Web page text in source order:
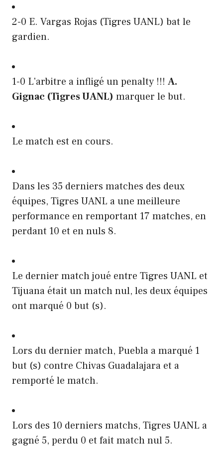
2-0 E. Vargas Rojas (Tigres UANL) bat le
gardien.
1-0 L'arbitre a infligé un penalty !!! A.
Gignac (Tigres UANL) marquer le but.
Le match est en cours.
Dans les 35 derniers matches des deux
équipes, Tigres UANL a une meilleure
performance en remportant 17 matches, en
perdant 10 et en nuls 8.
Le dernier match joué entre Tigres UANL et
Tijuana était un match nul, les deux équipes
ont marqué 0 but (s).
Lors du dernier match, Puebla a marqué 1
but (s) contre Chivas Guadalajara et a
remporté le match.
Lors des 10 derniers matchs, Tigres UANL a
gagné 5, perdu 0 et fait match nul 5.